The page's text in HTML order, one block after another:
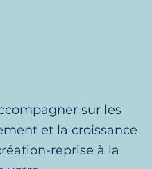
sur les
et la croissance
reprise à la